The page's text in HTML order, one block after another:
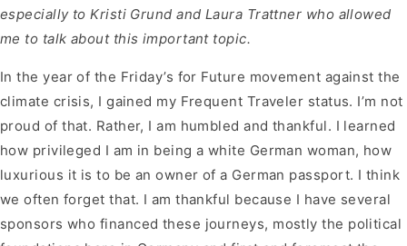
especially to Kristi Grund and Laura Trattner who allowed
me to talk about this important topic.
In the year of the Friday’s for Future movement against the
climate crisis, I gained my Frequent Traveler status. I’m not
proud of that. Rather, I am humbled and thankful. I learned
how privileged I am in being a white German woman, how
luxurious it is to be an owner of a German passport. I think
we often forget that. I am thankful because I have several
sponsors who financed these journeys, mostly the political